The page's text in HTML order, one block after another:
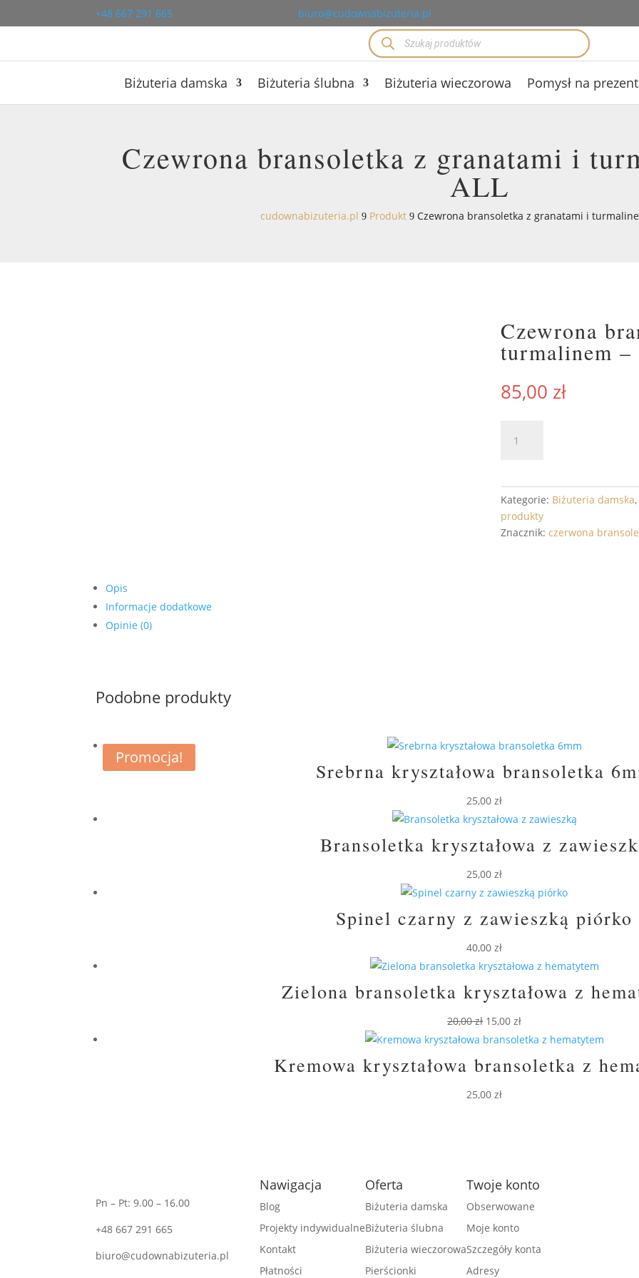
+48 667 291 665 biuro@cudownabizuteria.pl
Wyszukiwarka
produktów
Biżuteria damska Biżuteria ślubna Biżuteria wieczorowa Pomysł na prezent
Czewrona bransoletka z granatami i
ALL
cudownabizuteria.pl 9 Produkt 9 Czewrona bransoletka z granatami i
Czewrona
turmalinem
85,00 zł
Czewrona
granatami
turmalinem
Kategorie: Biżuteria damska,
produkty
Znacznik: czerwona
Opis
Informacje dodatkowe
Opinie (0)
Podobne produkty
Srebrna kryształowa bransoletka
25,00 zł
Bransoletka kryształowa z
25,00 zł
Spinel czarny z zawieszką piórko
40,00 zł
Promocja!
Zielona bransoletka kryształowa z
20,00zł Pierwotna
cena
20,00 zł.
15,00 złAktualna
cena
wynosi:
15,00 zł.
Kremowa kryształowa bransoletka z
25,00 zł
Pn – Pt: 9.00 – 16.00
+48 667 291 665
biuro@cudownabizuteria.pl
Nawigacja
Blog
Projekty indywidualne
Kontakt
Płatności
Oferta
Biżuteria damska
Biżuteria ślubna
Biżuteria wieczorowa
Pierścionki
Twoje konto
Obserwowane
Moje konto
Szczegóły konta
Adresy